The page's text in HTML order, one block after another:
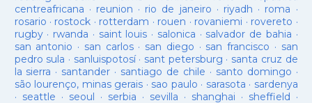
centreafricana · reunion · rio de janeiro · riyadh · roma ·
rosario · rostock · rotterdam · rouen · rovaniemi · rovereto ·
rugby· rwanda · saint louis · salonica · salvador de bahia ·
san antonio · san carlos· san diego · san francisco · san
pedro sula · sanluispotosí· sant petersburg · santa cruz de
la sierra · santander · santiago de chile · santo domingo ·
são lourenço, minas gerais · sao paulo · sarasota · sardenya
· seattle · seoul · serbia · sevilla · shanghai · sheffield ·